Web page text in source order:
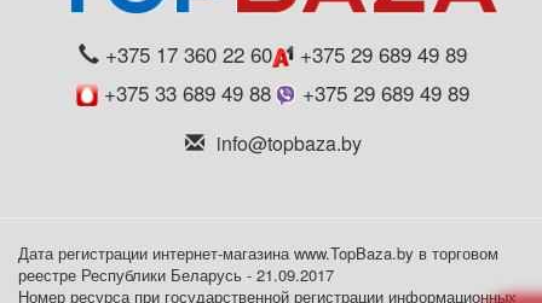
+375 17 360 22 60
+375 29 689 49 89
+375 33 689 49 88
+375 29 689 49 89
info@topbaza.by
Дата регистрации интернет-магазина www.TopBaza.by в торговом
реестре Республики Беларусь - 21.09.2017
Номер ресурса при государственной регистрации информационных